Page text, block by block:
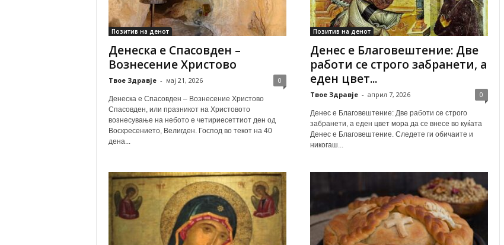
Позитив на денот
Денеска е Спасовден –
Вознесение Христово
Твое Здравје - мај 21, 2026 0
Денеска е Спасовден – Вознесение Христово
Спасовден, или празникот на Христовото
вознесување на небото е четириесеттиот ден од
Воскресението, Велигден. Господ во текот на 40
дена...
Позитив на денот
Денес е Благовештение: Две
работи се строго забранети, а
еден цвет...
Твое Здравје - април 7, 2026 0
Денес е Благовештение: Две работи се строго
забранети, а еден цвет мора да се внесе во куќата
Денес е Благовештение. Следете ги обичаите и
никогаш...